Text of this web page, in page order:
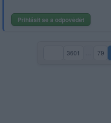
Přihlásit se a odpovědět
3601 79